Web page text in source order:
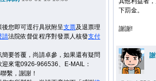
下罰金。
謝謝!
您即可逕行具狀附呈支票及退票理
請法院依督促程序對發票人核發支付
要答覆，尚請卓參，如果還有疑問
來電0926-966536、E-MAIL：
繫，謝謝！